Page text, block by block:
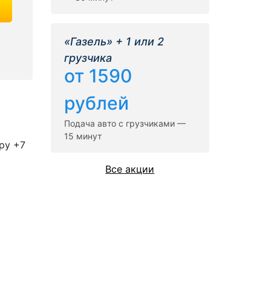
+7
«Газель» + 1 или 2
грузчика
от 1590
рублей
Подача авто с грузчиками —
15 минут
Все акции